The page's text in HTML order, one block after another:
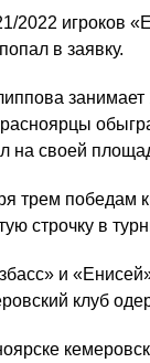
2022 игроков
в заявку.
занимает
на своей
трем
строчку в
и
клуб